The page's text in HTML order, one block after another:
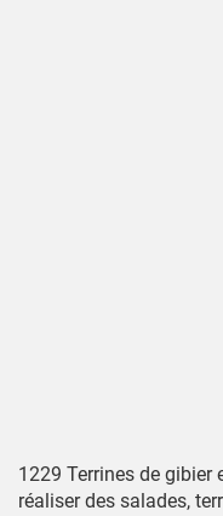
1229 Terrines de gibier
réaliser des salades,